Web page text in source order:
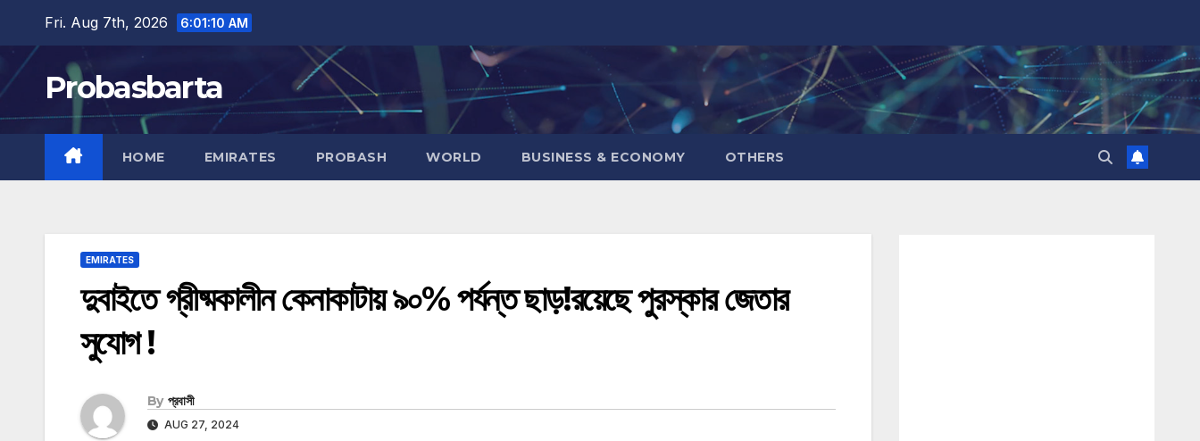
content
Fri. Aug 7th, 2026 6:01:10 AM
Probasbarta
HOME EMIRATES PROBASH WORLD BUSINESS & ECONOMY OTHERS
EMIRATES
দুবাইতে গ্রীষ্মকালীন কেনাকাটায় ৯০% পর্যন্ত ছাড়!রয়েছে পুরস্কার জেতার
সুযোগ !
By প্রবাসী
AUG 27, 2024